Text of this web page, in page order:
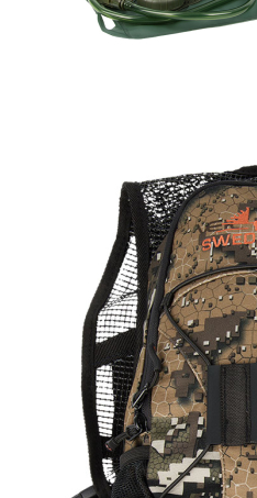
Details zur Produktsicherheit
Swedteam Deutschland GmbH
D - 59227 Ahlen
info@swedteam.de
PAREYSHOP – Der
PAREYSHOP
Telefon: +49 (0) 2604 / 978 888
e-mail:
kundencenter@paulparey.de
Mo – Fr 9:00 – 15:00 Uhr
SEMINARE